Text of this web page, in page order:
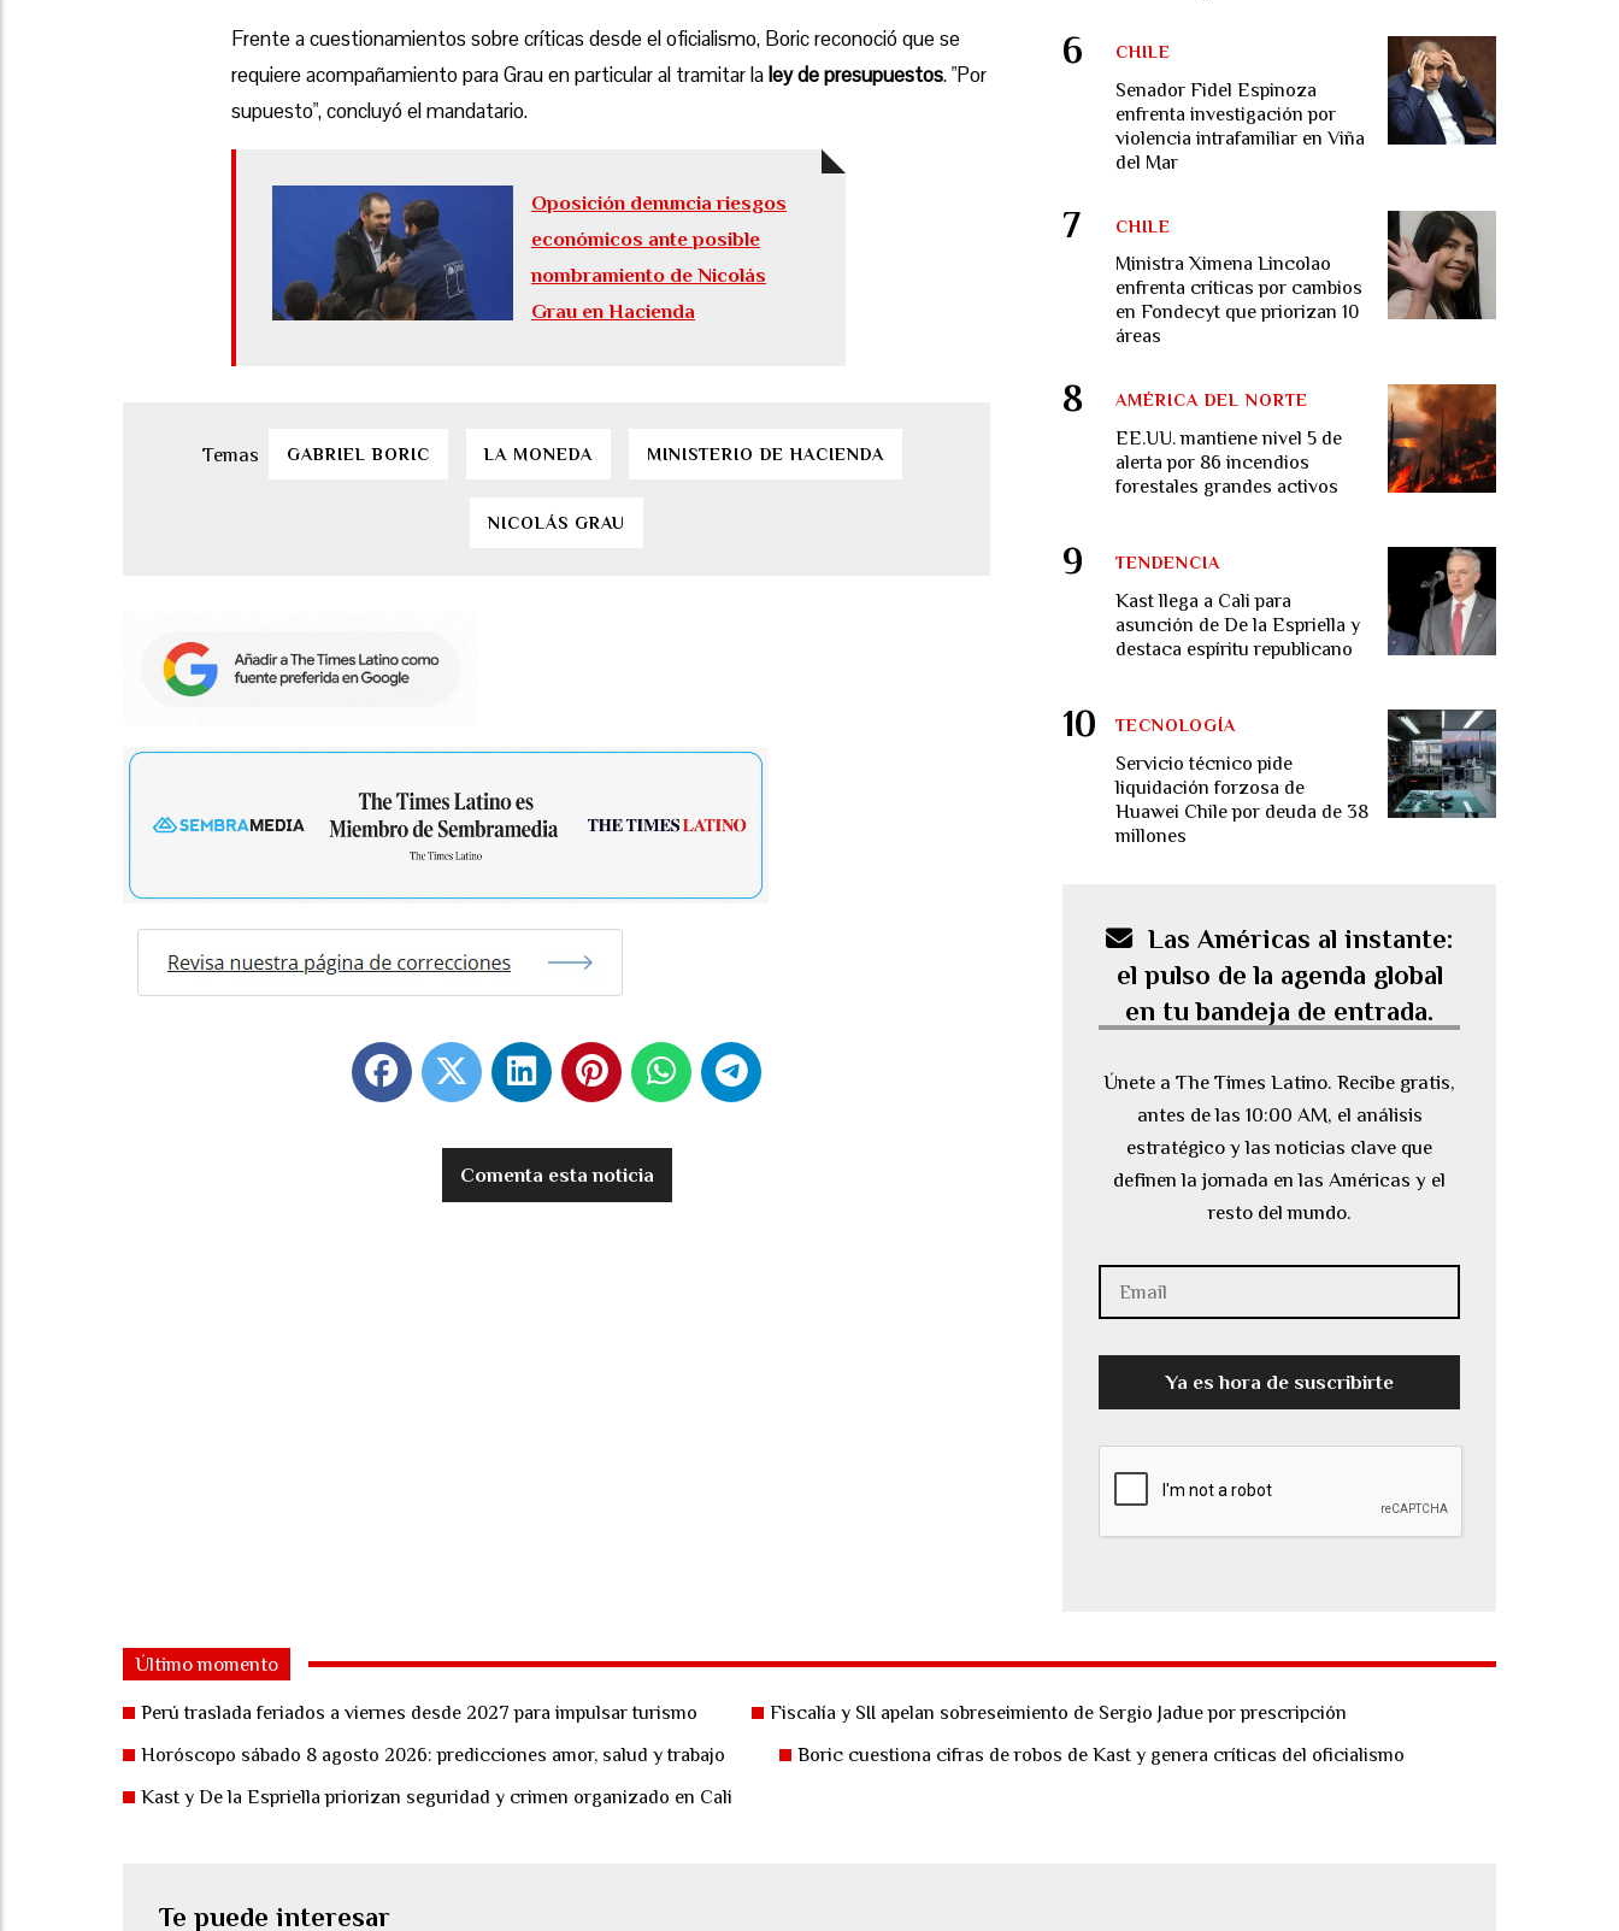
Frente a cuestionamientos sobre críticas desde el oficialismo, Boric reconoció que se
requiere acompañamiento para Grau en particular al tramitar laley de presupuestos. "Por
supuesto", concluyó el mandatario.
Oposición denuncia riesgos
económicos ante posible
nombramiento de Nicolás
Grau en Hacienda
GABRIEL BORIC LA MONEDA MINISTERIO DE HACIENDA
NICOLÁS GRAU
Comenta esta noticia
Último momento
Perú traslada feriados a viernes desde 2027 para impulsar turismo
Fiscalía y SII apelan sobreseimiento de Sergio Jadue por prescripción
Horóscopo sábado 8 agosto 2026: predicciones amor, salud y trabajo
Boric cuestiona cifras de robos de Kast y genera críticas del oficialismo
Kast y De la Espriella priorizan seguridad y crimen organizado en Cali
Te puede interesar
Senador Fidel Espinoza
enfrenta investigación por
violencia intrafamiliar en Viña
del Mar
CHILE
Ministra Ximena Lincolao
enfrenta críticas por cambios
en Fondecyt que priorizan 10
áreas
CHILE
EE.UU. mantiene nivel 5 de
alerta por 86 incendios
forestales grandes activos
AMÉRICA DEL NORTE
Kast llega a Cali para
asunción de De la Espriella y
destaca espíritu republicano
TENDENCIA
Servicio técnico pide
liquidación forzosa de
Huawei Chile por deuda de 38
millones
TECNOLOGÍA
Las Américas al instante:
el pulso de la agenda global
en tu bandeja de entrada.
Únete a The Times Latino. Recibe gratis,
antes de las 10:00 AM, el análisis
estratégico y las noticias clave que
definen la jornada en las Américas y el
resto del mundo.
Ya es hora de suscribirte